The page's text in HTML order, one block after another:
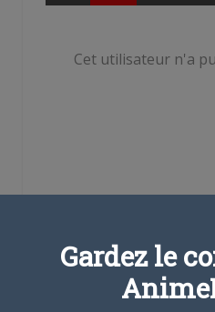
Cet utilisateur n'a
Se souvenir de moi
Gardez le